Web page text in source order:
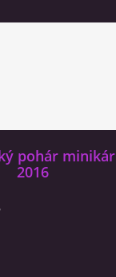
pohár minikár
2016